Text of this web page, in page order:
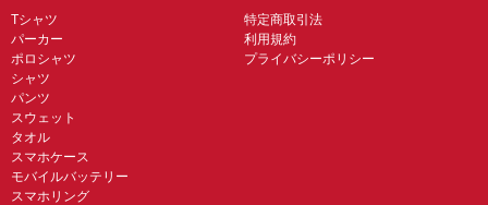
Tシャツ
パーカー
ポロシャツ
シャツ
パンツ
スウェット
タオル
スマホケース
モバイルバッテリー
スマホリング
特定商取引法
利用規約
プライバシーポリシー